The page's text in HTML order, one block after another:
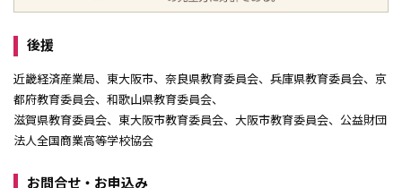
後援
近畿経済産業局、東大阪市、奈良県教育委員会、兵庫県教育委員会、京
都府教育委員会、和歌山県教育委員会、
滋賀県教育委員会、東大阪市教育委員会、大阪市教育委員会、公益財団
法人全国商業高等学校協会
お問合せ・お申込み